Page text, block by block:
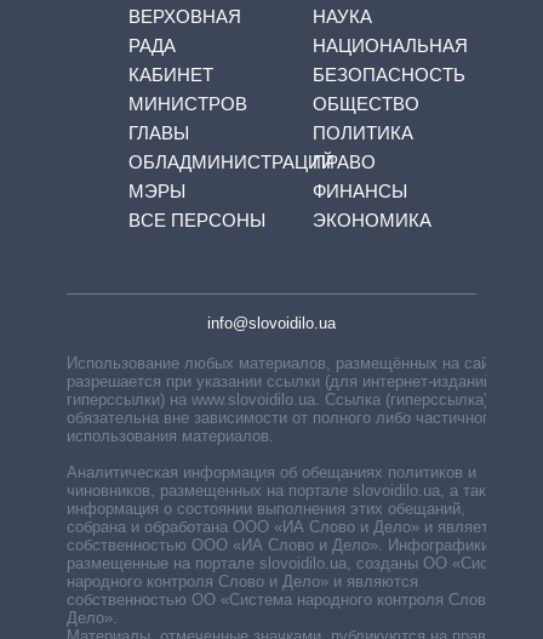
ВЕРХОВНАЯ
РАДА
КАБИНЕТ
МИНИСТРОВ
ГЛАВЫ
ОБЛАДМИНИСТРАЦИЙ
МЭРЫ
ВСЕ ПЕРСОНЫ
НАУКА
НАЦИОНАЛЬНАЯ
БЕЗОПАСНОСТЬ
ОБЩЕСТВО
ПОЛИТИКА
ПРАВО
ФИНАНСЫ
ЭКОНОМИКА
info@slovoidilo.ua
Использование любых материалов, размещённых на сайте,
разрешается при указании ссылки (для интернет-изданий —
гиперссылки) на www.slovoidilo.ua. Ссылка (гиперссылка)
обязательна вне зависимости от полного либо частичного
использования материалов.
Аналитическая информация об обещаниях политиков и
чиновников, размещенных на портале slovoidilo.ua, а также
информация о состоянии выполнения этих обещаний,
собрана и обработана ООО «ИА Слово и Дело» и является
собственностью ООО «ИА Слово и Дело». Инфографики,
размещенные на портале slovoidilo.ua, созданы ОО «Система
народного контроля Слово и Дело» и являются
собственностью ОО «Система народного контроля Слово и
Дело».